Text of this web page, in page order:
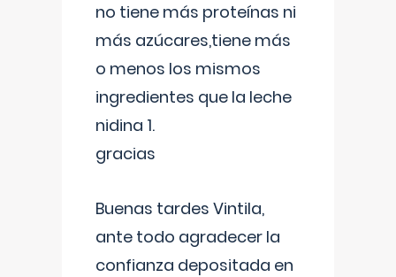
no tiene más proteínas ni
más azúcares,tiene más
o menos los mismos
ingredientes que la leche
nidina 1.
gracias
Buenas tardes Vintila,
ante todo agradecer la
confianza depositada en